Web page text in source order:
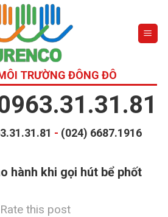
TRƯỜNG ĐÔNG ĐÔ
- (024) 6687.1916
hành khi gọi hút bể phốt
Rate this post